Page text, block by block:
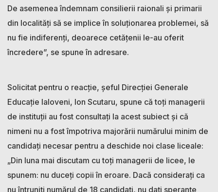
De asemenea îndemnam consilierii raionali și primarii
din localități să se implice în soluționarea problemei, să
nu fie indiferenți, deoarece cetățenii le-au oferit
încredere”, se spune în adresare.
Solicitat pentru o reacție, șeful Direcției Generale
Educație Ialoveni, Ion Scutaru, spune că toți managerii
de instituții au fost consultați la acest subiect și că
nimeni nu a fost împotriva majorării numărului minim de
candidați necesar pentru a deschide noi clase liceale:
„Din luna mai discutam cu toți managerii de licee, le
spunem: nu duceți copii în eroare. Dacă considerați ca
nu întruniți numărul de 18 candidați, nu dați speranțe